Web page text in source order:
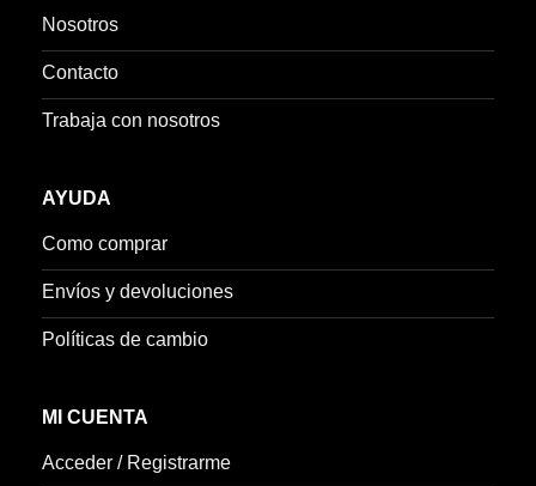
Nosotros
Contacto
Trabaja con nosotros
AYUDA
Como comprar
Envíos y devoluciones
Políticas de cambio
MI CUENTA
Acceder / Registrarme